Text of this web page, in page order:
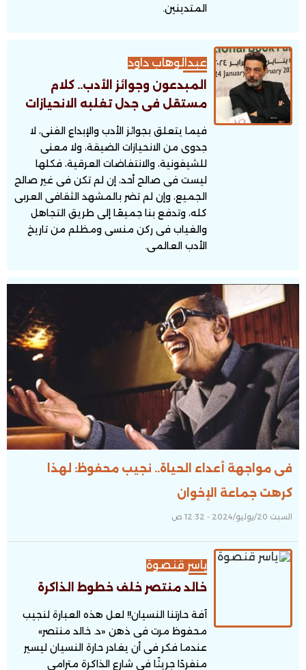
المتدينين.
عبدالوهاب داود
المبدعون وجوائز الأدب.. كلام
مستقل فى جدل تغلبه الانحيازات
فيما يتعلق بجوائز الأدب والإبداع الفنى، لا
جدوى من الانحيازات الضيقة، ولا معنى
للشيفونية، والانتفاضات العرقية، فكلها
ليست فى صالح أحد، إن لم تكن فى غير صالح
الجميع، وإن لم تضر بالمشهد الثقافى العربى
كله، وتدفع بنا جميعًا إلى طريق التجاهل
والغياب فى ركن منسى ومظلم من تاريخ
الأدب العالمى.
فى مواجهة أعداء الحياة.. نجيب محفوظ: لهذا
كرهت جماعة الإخوان
السبت 20/يوليو/2024 - 12:32 ص
ياسر قنصوة
خالد منتصر خلف خطوط الذاكرة
آفة حارتنا النسيان!! لعل هذه العبارة لنجيب
محفوظ مرت فى ذهن «د. خالد منتصر»
عندما فكر فى أن يغادر حارة النسيان ليسير
منفردًا جريئًا فى شارع الذاكرة مترامى